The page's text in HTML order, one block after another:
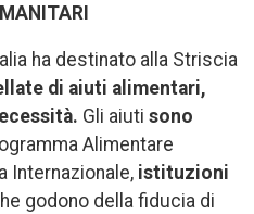
ha destinato alla Striscia
di aiuti alimentari,
Gli aiuti sono
Alimentare
Internazionale, istituzioni
godono della fiducia di